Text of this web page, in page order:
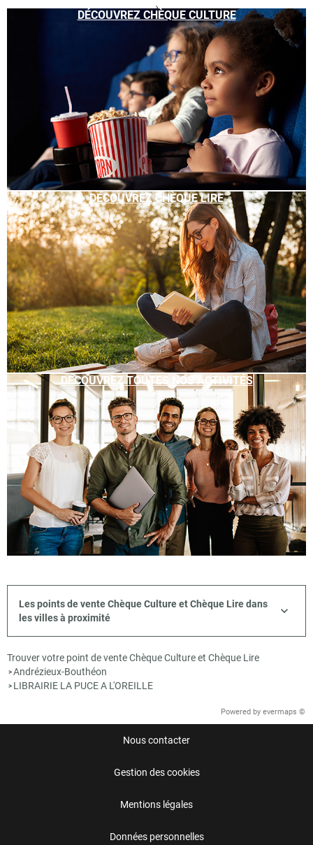
DÉCOUVREZ CHÈQUE CULTURE
DÉCOUVREZ CHÈQUE LIRE
DÉCOUVREZ TOUTES NOS ACTIVITÉS
Les points de vente Chèque Culture et Chèque Lire dans
les villes à proximité
Trouver votre point de vente Chèque Culture et Chèque Lire
>Andrézieux-Bouthéon
> LIBRAIRIE LA PUCE A L'OREILLE
Powered by evermaps ©
Nous contacter
Gestion des cookies
Mentions légales
Données personnelles